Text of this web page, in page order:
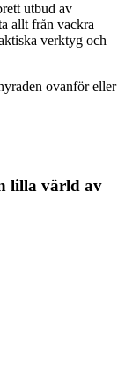
utbud av
allt från vackra
verktyg och
ovanför eller
lilla värld av